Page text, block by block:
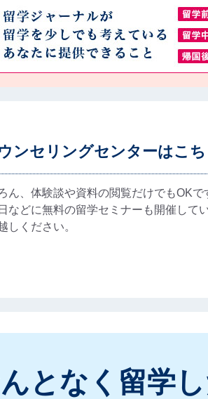
ンセリングセンターはこ
ん、体験談や資料の閲覧だけでもOKで
などに無料の留学セミナーも開催して
しください。
んとなく留学